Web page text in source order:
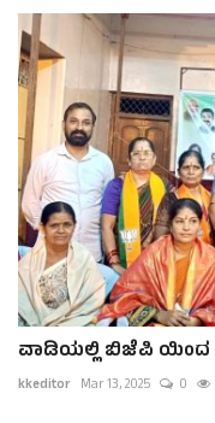
ವಾಡಿಯಲ್ಲಿ ಬಿಜೆಪಿ ಯಿಂದ
kkeditor Mar 13, 2025 0